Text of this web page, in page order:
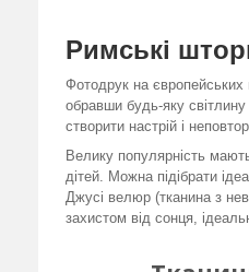
Римські
Фотодрук на
обравши будь-яку
створити настрій і
Велику популярність
дітей. Можна підібрати
Джусі велюр (тканина з
захистом від сонця,